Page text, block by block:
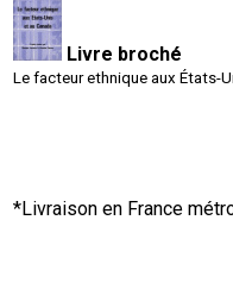
Livre broché
Le facteur ethnique aux États-
*Livraison en France